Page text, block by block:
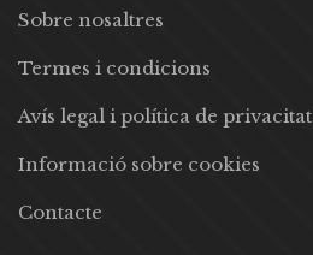
Sobre nosaltres
Termes i condicions
Avís legal i política de privacitat
Informació sobre cookies
Contacte